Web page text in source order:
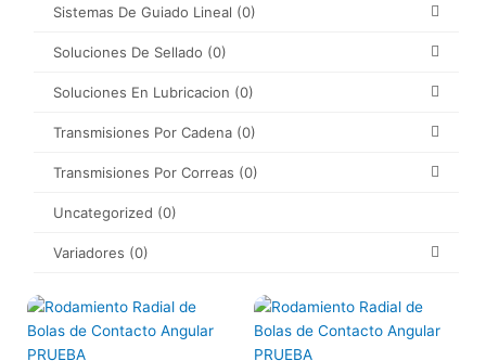
Sistemas De Guiado Lineal (0)
Soluciones De Sellado (0)
Soluciones En Lubricacion (0)
Transmisiones Por Cadena (0)
Transmisiones Por Correas (0)
Uncategorized (0)
Variadores (0)